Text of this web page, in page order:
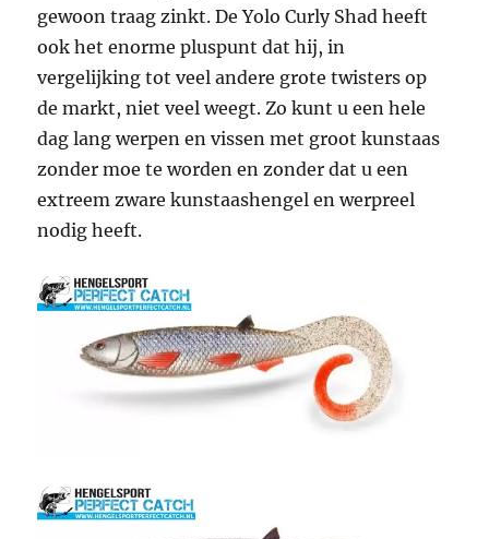
gewoon traag zinkt. De Yolo Curly Shad heeft
ook het enorme pluspunt dat hij, in
vergelijking tot veel andere grote twisters op
de markt, niet veel weegt. Zo kunt u een hele
dag lang werpen en vissen met groot kunstaas
zonder moe te worden en zonder dat u een
extreem zware kunstaashengel en werpreel
nodig heeft.